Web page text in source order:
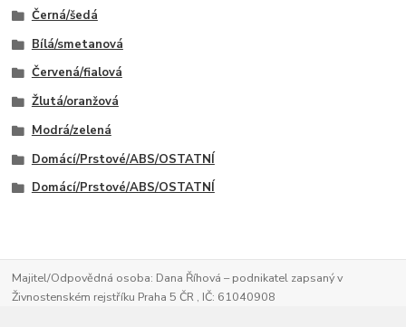
Černá/šedá
Bílá/smetanová
Červená/fialová
Žlutá/oranžová
Modrá/zelená
Domácí/Prstové/ABS/OSTATNÍ
Domácí/Prstové/ABS/OSTATNÍ
Majitel/Odpovědná osoba: Dana Říhová – podnikatel zapsaný v
Živnostenském rejstříku Praha 5 ČR , IČ: 61040908